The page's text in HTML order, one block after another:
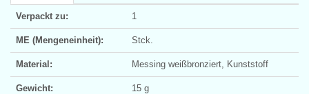
Verpackt zu: 1
ME (Mengeneinheit): Stck.
Material: Messing weißbronziert, Kunststoff
Gewicht: 15 g